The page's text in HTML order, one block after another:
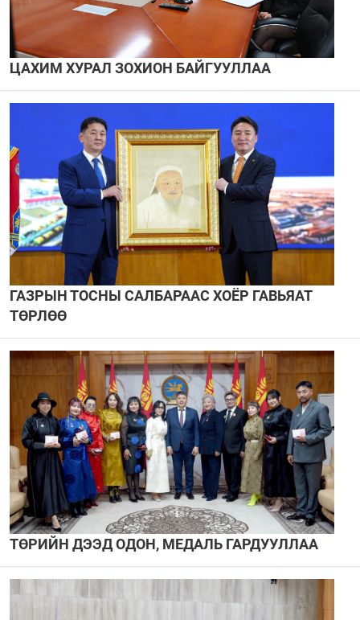
ЦАХИМ ХУРАЛ ЗОХИОН БАЙГУУЛЛАА
ГАЗРЫН ТОСНЫ САЛБАРААС ХОЁР ГАВЬЯАТ
ТӨРЛӨӨ
ТӨРИЙН ДЭЭД ОДОН, МЕДАЛЬ ГАРДУУЛЛАА